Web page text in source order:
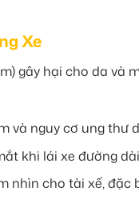
Xe
gây hại cho da và
và nguy cơ ung thư
khi lái xe đường
nhìn cho tài xế, đặc